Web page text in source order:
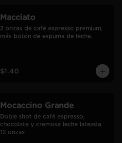
Macciato
2 onzas de café espresso premium,
más botón de espuma de leche.
$1.40
Mocaccino Grande
Doble shot de café espresso,
chocolate y cremosa leche lateada.
12 onzas